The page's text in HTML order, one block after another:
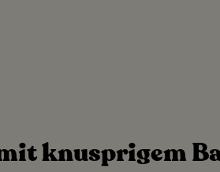
knusprigem